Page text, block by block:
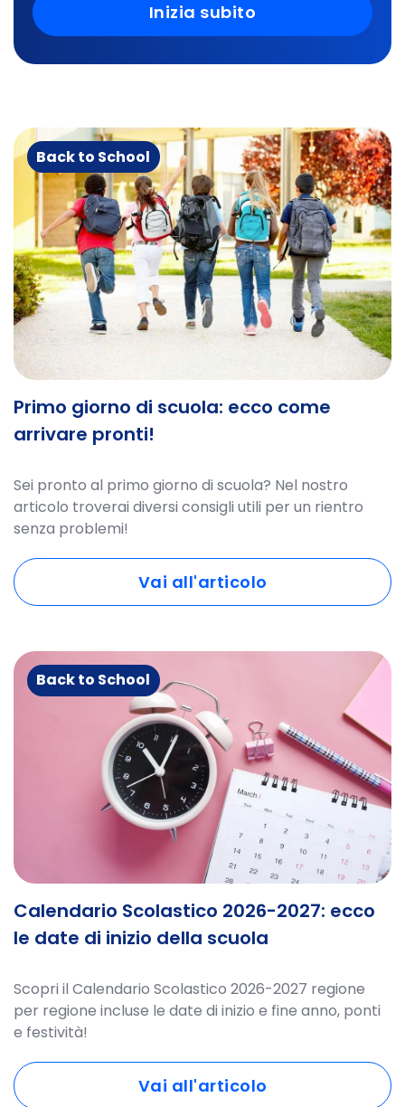
Inizia subito
Back to School
Primo giorno di scuola: ecco come
arrivare pronti!
Sei pronto al primo giorno di scuola? Nel nostro
articolo troverai diversi consigli utili per un rientro
senza problemi!
Vai all'articolo
Back to School
Calendario Scolastico 2026-2027: ecco
le date di inizio della scuola
Scopri il Calendario Scolastico 2026-2027 regione
per regione incluse le date di inizio e fine anno, ponti
e festività!
Vai all'articolo